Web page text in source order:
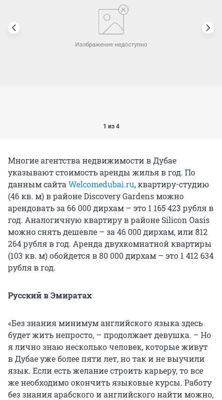
1 из 4
Многие агентства недвижимости в Дубае
указывают стоимость аренды жилья в год. По
данным сайта Welcomedubai.ru, квартиру-студию
(46 кв. м) в районе Discovery Gardens можно
арендовать за 66 000 дирхам – это 1 165 423 рубля в
год. Аналогичную квартиру в районе Silicon Oasis
можно снять дешевле – за 46 000 дирхам, или 812
264 рубля в год. Аренда двухкомнатной квартиры
(103 кв. м) обойдется в 80 000 дирхам – это 1 412 634
рубля в год.
Русский в Эмиратах
«Без знания минимум английского языка здесь
будет жить непросто, – продолжает девушка. – Но
я лично знаю несколько человек, которые живут
в Дубае уже более пяти лет, но так и не выучили
язык. Если есть желание строить карьеру, то все
же необходимо окончить языковые курсы. Работу
без знания арабского и английского найти можно,